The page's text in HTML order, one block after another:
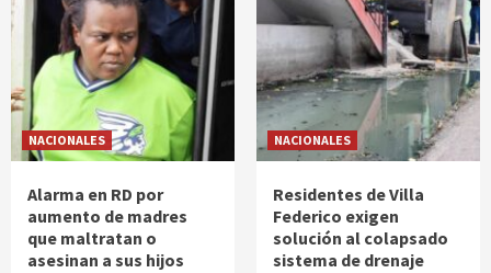
NACIONALES
Alarma en RD por
aumento de madres
que maltratan o
asesinan a sus hijos
NACIONALES
Residentes de Villa
Federico exigen
solución al colapsado
sistema de drenaje